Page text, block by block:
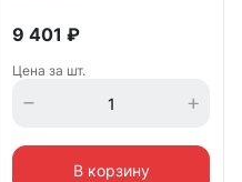
9 401 ₽
Цена за шт.
В корзину